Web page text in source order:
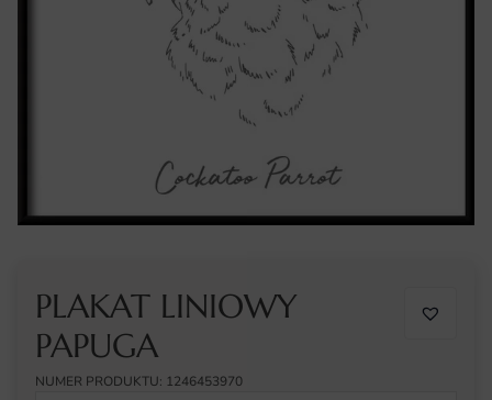
PLAKAT LINIOWY
PAPUGA
NUMER PRODUKTU: 1246453970